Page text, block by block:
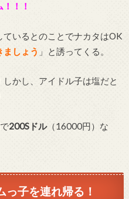
！！
いるとのことでナカタはOK
ましょう 」と誘ってくる。
しかし、アイドル子は塩だと
200Sドル（16000円）な
子を連れ帰る！